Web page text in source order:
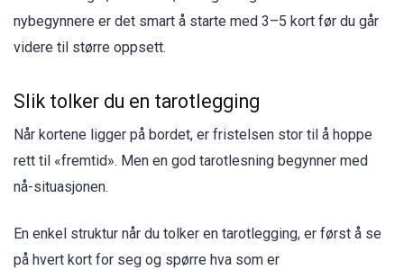
nybegynnere er det smart å starte med 3–5 kort før du går
videre til større oppsett.
Slik tolker du en tarotlegging
Når kortene ligger på bordet, er fristelsen stor til å hoppe
rett til «fremtid». Men en god tarotlesning begynner med
nå-situasjonen.
En enkel struktur når du tolker en tarotlegging, er først å se
på hvert kort for seg og spørre hva som er